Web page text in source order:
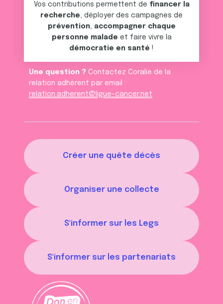
Créer une quête décès
Organiser une collecte
S'informer sur les Legs
S'informer sur les partenariats
Vos contributions permettent de financer la
recherche , déployer des campagnes de
prévention,
accompagner chaque
personne malade et faire vivre la
démocratie en santé !
Une question ? Contactez Coralie de la
relation adhèrent par email :
relation.adherent@ligue-cancer.net